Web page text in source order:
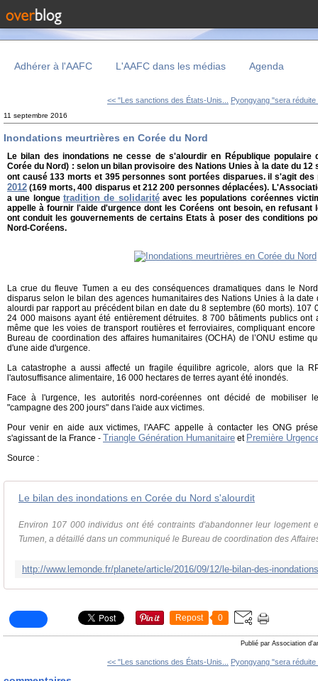
Adhérer à l'AAFC L'AAFC dans les médias Agenda
<< "Les sanctions des États-Unis... Pyongyang "sera réduite
11 septembre 2016
Inondations meurtrières en Corée du Nord
Le bilan des inondations ne cesse de s'alourdir en République populaire
Corée du Nord) : selon un bilan provisoire des Nations Unies à la date du
ont causé 133 morts et 395 personnes sont portées disparues. il s'agit
2012 (169 morts, 400 disparus et 212 200 personnes déplacées).
a une longue tradition de solidaritéavec les populations coréennes
appelle à fournir l'aide d'urgence dont les Coréens ont besoin, en refusant
ont conduit les gouvernements de certains Etats à poser des conditions
Nord-Coréens.
La crue du fleuve Tumen a eu des conséquences dramatiques dans le
disparus selon le bilan des agences humanitaires des Nations Unies à la date
alourdi par rapport au précédent bilan en date du 8 septembre (60 morts). 107
24 000 maisons ayant été entièrement détruites. 8 700 bâtiments publics ont
même que les voies de transport routières et ferroviaires, compliquant
Bureau de coordination des affaires humanitaires (OCHA) de l’ONU estime
d'une aide d'urgence.
La catastrophe a aussi affecté un fragile équilibre agricole, alors que la
l'autosuffisance alimentaire, 16 000 hectares de terres ayant été inondés.
Face à l'urgence, les autorités nord-coréennes ont décidé de mobiliser
"campagne des 200 jours" dans l'aide aux victimes.
Pour venir en aide aux victimes, l'AAFC appelle à contacter les ONG
s'agissant de la France - Triangle Génération Humanitaire et Première
Source :
Le bilan des inondations en Corée du Nord s'alourdit
Environ 107 000 individus ont été contraints d'abandonner leur logement
Tumen, a détaillé dans un communiqué le Bureau de coordination des
Repost 0
Publié par Association
<< "Les sanctions des États-Unis... Pyongyang "sera réduite